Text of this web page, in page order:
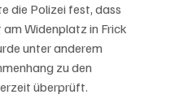
die Polizei fest, dass
Widenplatz in Frick
unter anderem
zu den
überprüft.